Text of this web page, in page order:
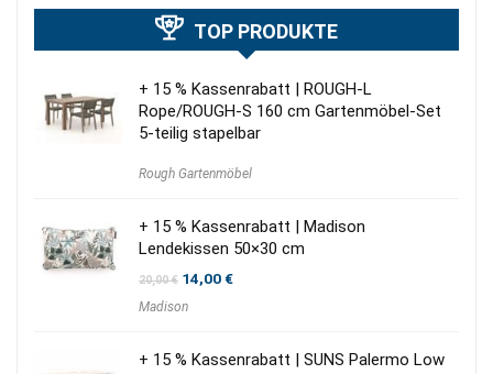
TOP PRODUKTE
+ 15 % Kassenrabatt | ROUGH-L
Rope/ROUGH-S 160 cm Gartenmöbel-Set
5-teilig stapelbar
Rough Gartenmöbel
+ 15 % Kassenrabatt | Madison
Lendekissen 50×30 cm
20,00€ Ursprünglicher
war:
14,00€Aktueller
Madison
+ 15 % Kassenrabatt | SUNS Palermo Low